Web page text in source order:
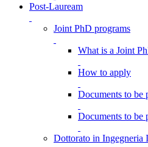
Post-Lauream
Joint PhD programs
What is a Joint
How to apply
Documents to be
Documents to be
Dottorato in Ingegneria